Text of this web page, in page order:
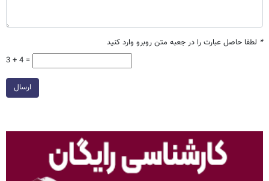
* لطفا حاصل عبارت را در جعبه متن روبرو وارد کنید
3 + 4 =
ارسال